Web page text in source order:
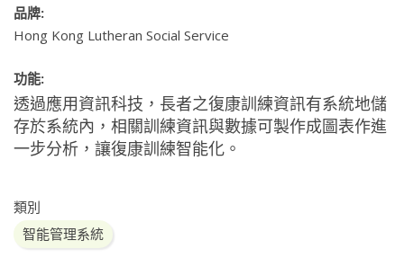
品牌:
Hong Kong Lutheran Social Service
功能:
透過應用資訊科技，長者之復康訓練資訊有系統地儲
存於系統內，相關訓練資訊與數據可製作成圖表作進
一步分析，讓復康訓練智能化。
類別
智能管理系統